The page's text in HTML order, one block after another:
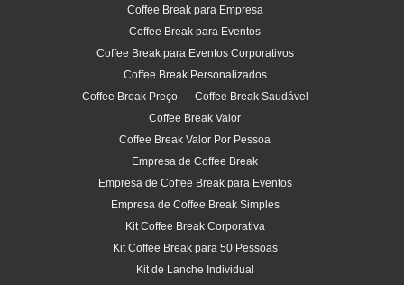
Coffee Break para Empresa
Coffee Break para Eventos
Coffee Break para Eventos Corporativos
Coffee Break Personalizados
Coffee Break Preço
Coffee Break Saudável
Coffee Break Valor
Coffee Break Valor Por Pessoa
Empresa de Coffee Break
Empresa de Coffee Break para Eventos
Empresa de Coffee Break Simples
Kit Coffee Break Corporativa
Kit Coffee Break para 50 Pessoas
Kit de Lanche Individual